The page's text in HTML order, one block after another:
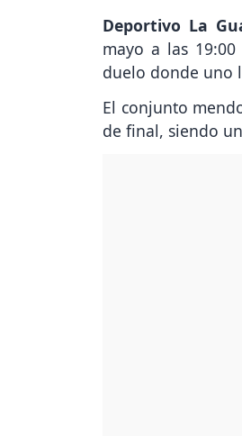
Deportivo La
mayo a las
duelo donde uno
El conjunto
de final, siendo